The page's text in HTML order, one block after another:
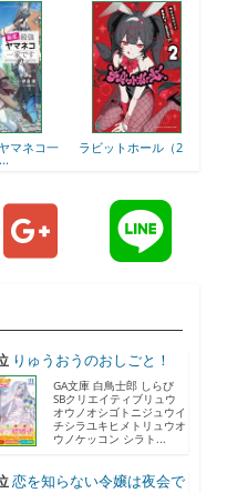
ネコ一 ラビットホール（2）
りゅうおうのおしごと！
GA文庫 白鳥士郎 しらび
SBクリエイティブリュウ
オウノオシゴトニジュウイ
チシラユキヒメトリュウオ
ウノケッコン シラト...
恋を知らない令嬢は夜会で